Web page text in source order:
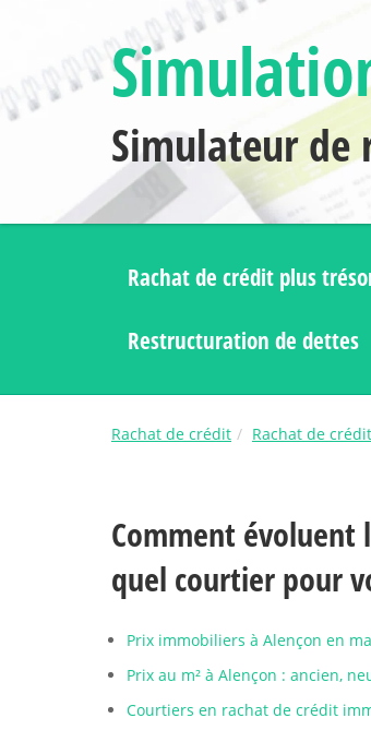
Simulateur de
Rachat de crédit plus
Restructuration de dettes
Rachat de crédit Rachat de
Comment évoluent
quel courtier pour
Prix immobiliers à Alençon en
Prix au m² à Alençon : ancien,
Courtiers en rachat de crédit